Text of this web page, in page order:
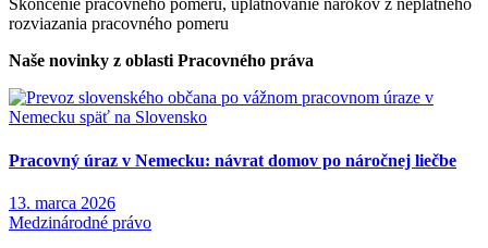
Skončenie pracovného pomeru, uplatňovanie nárokov z neplatného
rozviazania pracovného pomeru
Naše novinky z oblasti Pracovného práva
Pracovný úraz v Nemecku: návrat domov po náročnej liečbe
13. marca 2026
Medzinárodné právo